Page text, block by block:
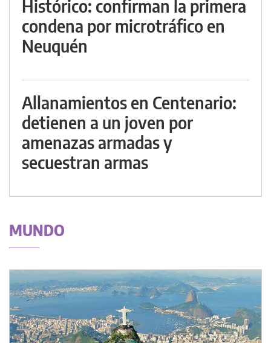
Histórico: confirman la primera
condena por microtráfico en
Neuquén
Allanamientos en Centenario:
detienen a un joven por
amenazas armadas y
secuestran armas
MUNDO